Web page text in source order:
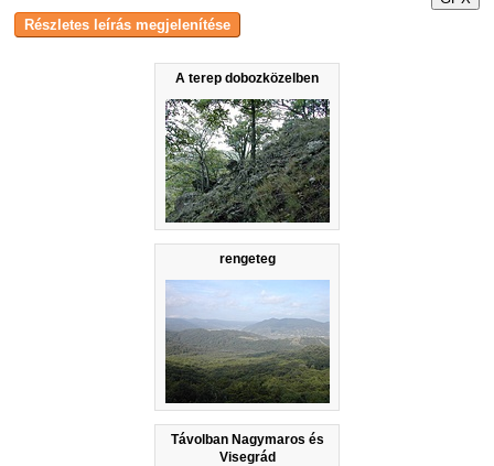
A terep dobozközelben
rengeteg
Távolban Nagymaros és
Visegrád